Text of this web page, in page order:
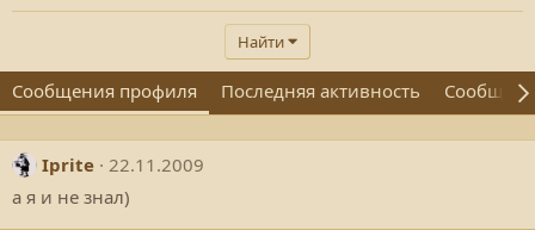
Найти
Сообщения профиля Последняя активность
Iprite 22.11.2009
а я и не знал)